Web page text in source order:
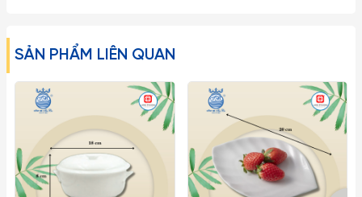
SẢN PHẨM LIÊN QUAN